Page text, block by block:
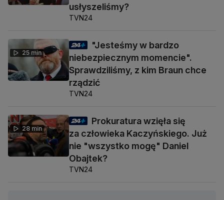
usłyszeliśmy?
TVN24
25 min
"Jesteśmy w bardzo
niebezpiecznym momencie".
Sprawdziliśmy, z kim Braun chce
rządzić
TVN24
28 min
Prokuratura wzięła się
za człowieka Kaczyńskiego. Już
nie "wszystko mogę" Daniel
Obajtek?
TVN24